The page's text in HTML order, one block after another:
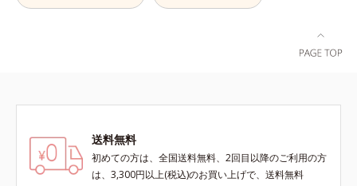
ポリマー*4 ローマカミツレ花エキ
使ってもすべりにくく、濡れた手で
送料無料
初めての方は、全国送料無料、2回目以降のご利用の方
は、3,300円以上(税込)のお買い上げで、送料無料